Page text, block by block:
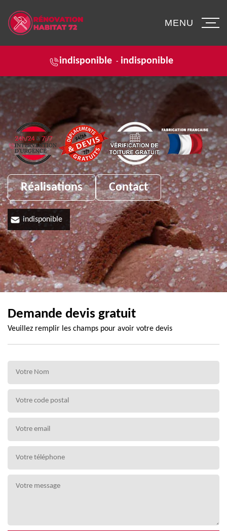
indisponible - indisponible
MENU
Réalisations Contact
indisponible
Demande devis gratuit
Veuillez remplir les champs pour avoir votre devis